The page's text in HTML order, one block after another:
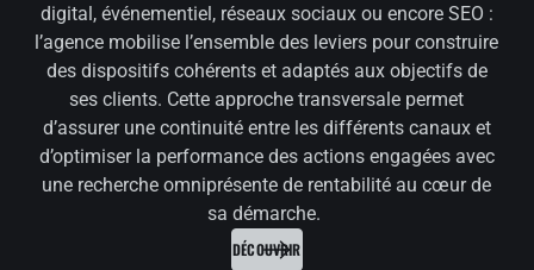
digital, événementiel, réseaux sociaux ou encore SEO :
l’agence mobilise l’ensemble des leviers pour construire
des dispositifs cohérents et adaptés aux objectifs de
ses clients. Cette approche transversale permet
d’assurer une continuité entre les différents canaux et
d’optimiser la performance des actions engagées avec
une recherche omniprésente de rentabilité au cœur de
sa démarche.
DÉCOUVRIR